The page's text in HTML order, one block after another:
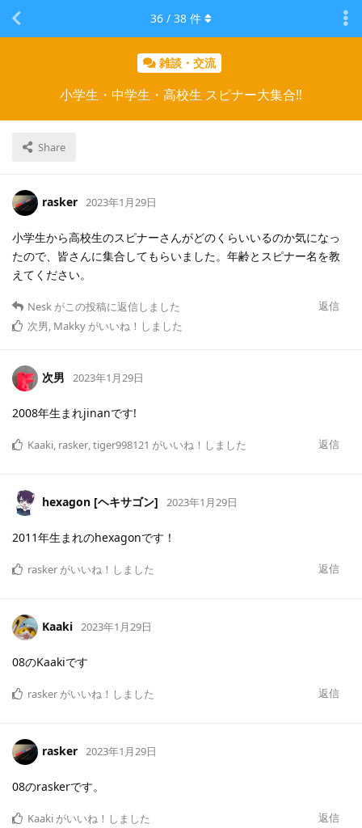
雑談・交流
小学生・中学生・高校生 スピナー大集合‼
Share
36 / 38 件
rasker 2023年1月29日
小学生から高校生のスピナーさんがどのくらいいるのか気になっ
たので、皆さんに集合してもらいました。年齢とスピナー名を教
えてください。
返信
Nesk がこの投稿に返信しました
次男, Makky がいいね！しました
次男 2023年1月29日
2008年生まれjinanです!
返信
Kaaki, rasker,tiger998121 がいいね！しました
hexagon [ヘキサゴン] 2023年1月29日
2011年生まれのhexagonです！
返信
rasker がいいね！しました
Kaaki 2023年1月29日
08のKaakiです
返信
rasker がいいね！しました
rasker 2023年1月29日
08のraskerです。
返信
Kaaki がいいね！しました